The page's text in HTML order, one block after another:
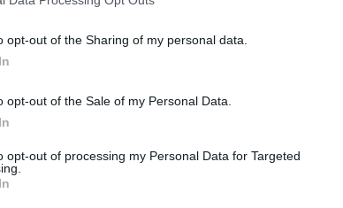
opt-out of the Sharing of my personal data.
opt-out of the Sale of my Personal Data.
opt-out of processing my Personal Data for Targeted
ospitando i soggetti nei Covid hotel in
quarantena assistita, con costi ridotti
volta il governo non ha ascoltato gli
alla fine, dopo aver perso mesi preziosi
strada arcaica del lockdown”, commenta
coordinatore di Lettera150, il